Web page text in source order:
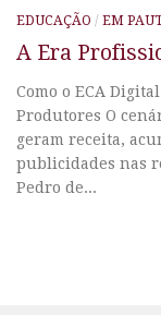
EDUCAÇÃO / EM
A Era
Como o ECA
Produtores O
geram receita,
publicidades nas
Pedro de...